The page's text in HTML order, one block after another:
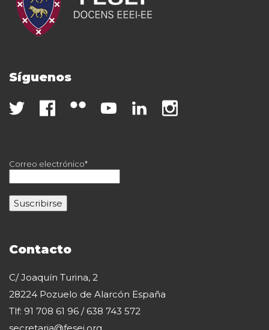
Síguenos
Correo electrónico*
Contacto
C/ Joaquín Turina, 2
28224 Pozuelo de Alarcón España
Tlf: 91 708 61 96 / 638 743 572